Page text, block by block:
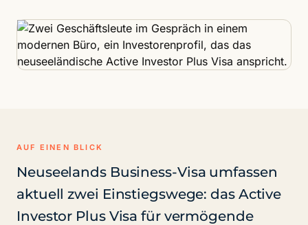
AUF EINEN BLICK
Neuseelands Business-Visa umfassen
aktuell zwei Einstiegswege: das Active
Investor Plus Visa für vermögende